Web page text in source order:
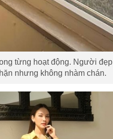
từng hoạt động. Người đẹp
nhưng không nhàm chán.